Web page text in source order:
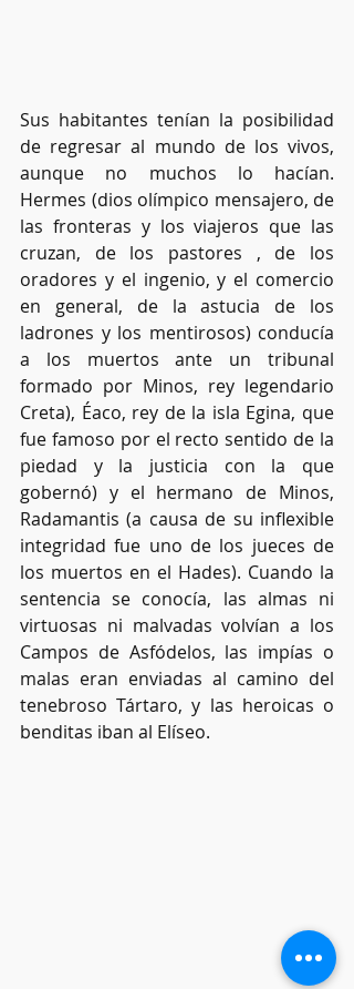
Sus habitantes tenían la posibilidad
de regresar al mundo de los vivos,
aunque no muchos lo hacían.
Hermes (dios olímpico mensajero, de
las fronteras y los viajeros que las
cruzan, de los pastores , de los
oradores y el ingenio, y el comercio
en general, de la astucia de los
ladrones y los mentirosos) conducía
a los muertos ante un tribunal
formado por Minos, rey legendario
Creta), Éaco, rey de la isla Egina, que
fue famoso por el recto sentido de la
piedad y la justicia con la que
gobernó) y el hermano de Minos,
Radamantis (a causa de su inflexible
integridad fue uno de los jueces de
los muertos en el Hades). Cuando la
sentencia se conocía, las almas ni
virtuosas ni malvadas volvían a los
Campos de Asfódelos, las impías o
malas eran enviadas al camino del
tenebroso Tártaro, y las heroicas o
benditas iban al Elíseo.